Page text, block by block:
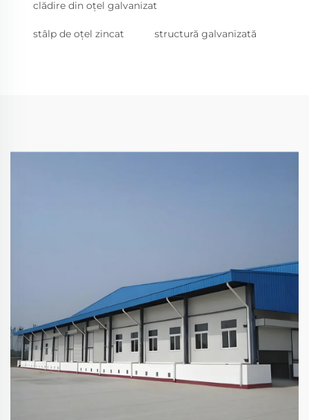
clădire din oțel galvanizat
stâlp de oțel zincat structură galvanizată